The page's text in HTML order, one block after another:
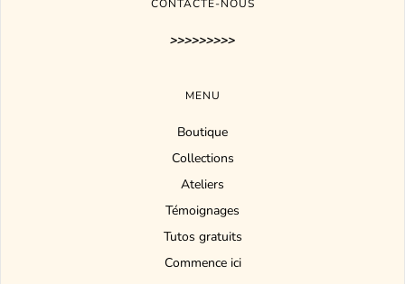
CONTACTE-NOUS
>>>>>>>>>
MENU
Boutique
Collections
Ateliers
Témoignages
Tutos gratuits
Commence ici